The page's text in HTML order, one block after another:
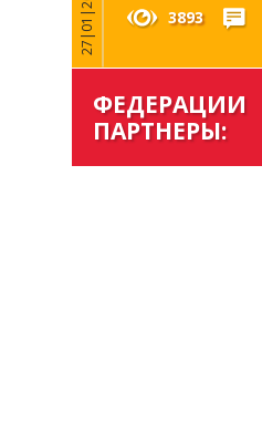
27|01|2018
3893
ФЕДЕРАЦИИ
ПАРТНЕРЫ: